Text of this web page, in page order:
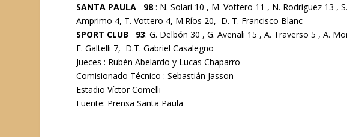
SANTA PAULA 98 : N. Solari 10 , M. Vottero 11 , N. Rodríguez 13 ,
Amprimo 4, T. Vottero 4, M.Ríos 20, D. T. Francisco Blanc
SPORT CLUB 93: G. Delbón 30 , G. Avenali 15 , A. Traverso 5 , A.
E. Galtelli 7, D.T. Gabriel Casalegno
Jueces : Rubén Abelardo y Lucas Chaparro
Comisionado Técnico : Sebastián Jasson
Estadio Víctor Comelli
Fuente: Prensa Santa Paula